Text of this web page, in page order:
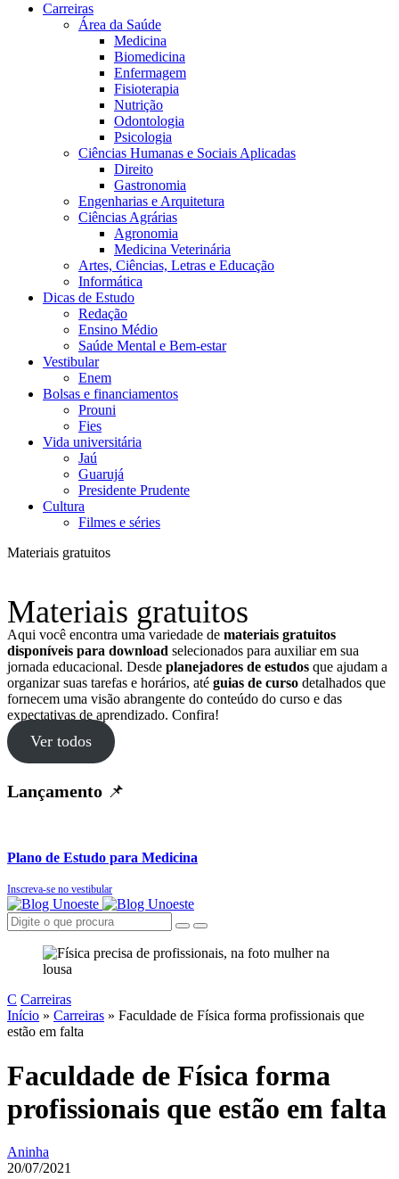
Carreiras
Área da Saúde
Medicina
Biomedicina
Enfermagem
Fisioterapia
Nutrição
Odontologia
Psicologia
Ciências Humanas e Sociais Aplicadas
Direito
Gastronomia
Engenharias e Arquitetura
Ciências Agrárias
Agronomia
Medicina Veterinária
Artes, Ciências, Letras e Educação
Informática
Dicas de Estudo
Redação
Ensino Médio
Saúde Mental e Bem-estar
Vestibular
Enem
Bolsas e financiamentos
Prouni
Fies
Vida universitária
Jaú
Guarujá
Presidente Prudente
Cultura
Filmes e séries
Materiais gratuitos
Materiais gratuitos
Aqui você encontra uma variedade de materiais gratuitos
disponíveis para download selecionados para auxiliar em sua
jornada educacional. Desde planejadores de estudos que ajudam a
organizar suas tarefas e horários, até guias de curso detalhados que
fornecem uma visão abrangente do conteúdo do curso e das
expectativas de aprendizado. Confira!
Ver todos
Lançamento 📌
Plano de Estudo para Medicina
Inscreva-se no vestibular
C Carreiras
Início » Carreiras » Faculdade de Física forma profissionais que
estão em falta
Faculdade de Física forma
profissionais que estão em falta
Aninha
20/07/2021